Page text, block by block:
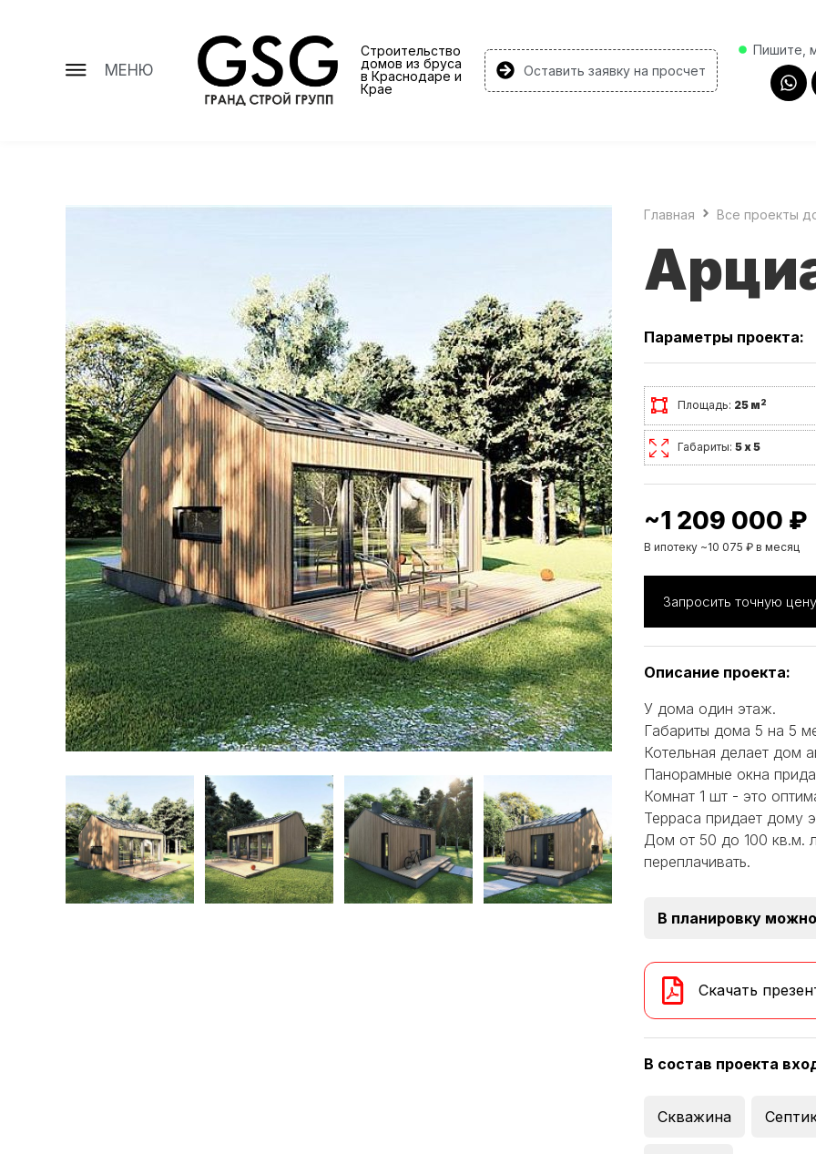
МЕНЮ
Строительство
домов из бруса
в Краснодаре и
Крае
Оставить заявку на просчет
Пишите,
Главная Все проекты
Параметры проекта:
Площадь: 25 м2
Габариты: 5 х 5
~1 209 000 ₽
В ипотеку ~10 075 ₽ в месяц
Запросить точную цену
Описание проекта:
У дома один этаж.
Габариты дома 5 на 5
Котельная делает дом
Панорамные окна
Комнат 1 шт - это
Терраса придает дому
Дом от 50 до 100 кв.м.
переплачивать.
В планировку
Скачать
В состав проекта
Скважина